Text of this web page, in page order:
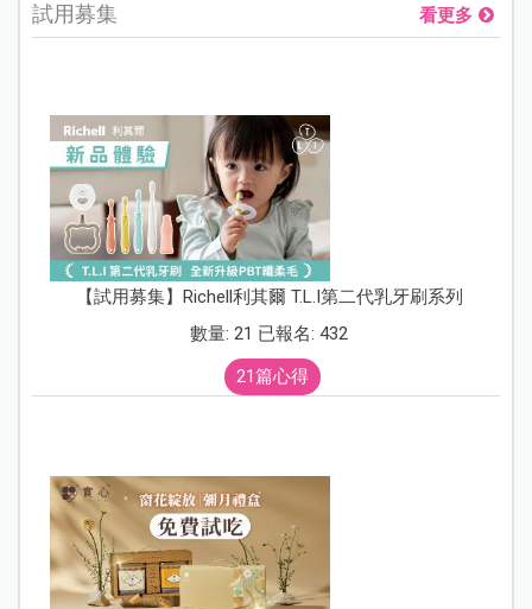
試用募集 看更多
【試用募集】Richell利其爾 T.L.I第二代乳牙刷系列
數量: 21 已報名: 432
21篇心得